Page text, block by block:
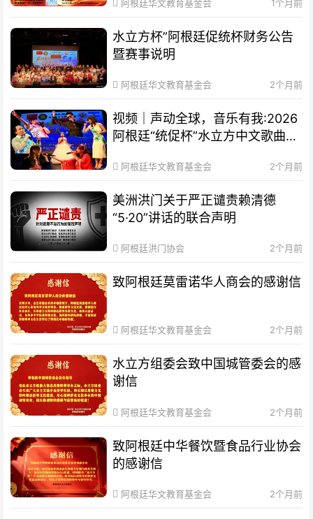
阿根廷华文教育基金会 1个月前
水立方杯”阿根廷促统杯财务公告
暨赛事说明
阿根廷华文教育基金会 2个月前
视频｜声动全球，音乐有我:2026
阿根廷“统促杯”水立方中文歌曲大
阿根廷华文教育基金会 2个月前
美洲洪门关于严正谴责赖清德
“5·20”讲话的联合声明
阿根廷洪门协会 2个月前
致阿根廷莫雷诺华人商会的感谢信
阿根廷华文教育基金会 2个月前
水立方组委会致中国城管委会的感
谢信
阿根廷华文教育基金会 2个月前
致阿根廷中华餐饮暨食品行业协会
的感谢信
阿根廷华文教育基金会 2个月前